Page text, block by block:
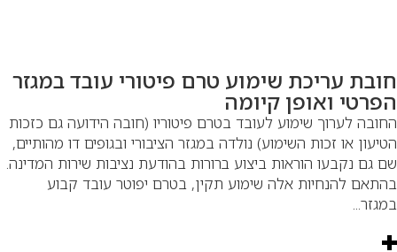
עריכת שימוע טרם פיטורי עובד במגזר
ואופן קיומה
לערוך שימוע לעובד בטרם פיטוריו (חובה הידועה גם כזכות
או זכות השימוע) נולדה במגזר הציבורי ובגופים דו מהותיים,
גם נקבעו הוראות ביצוע ברורות בהודעת נציבות שירות המדינה.
להנחיות אלה שימוע תקין, בטרם יפוטר עובד קבוע